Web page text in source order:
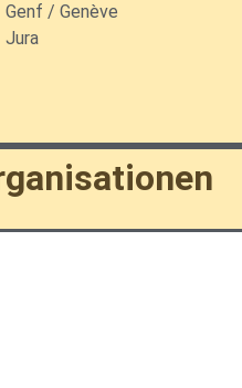
Genf / Genève
Jura